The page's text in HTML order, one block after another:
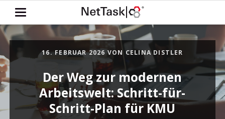
16. FEBRUAR 2026 VON CELINA DISTLER
Der Weg zur modernen
Arbeitswelt: Schritt-für-
Schritt-Plan für KMU